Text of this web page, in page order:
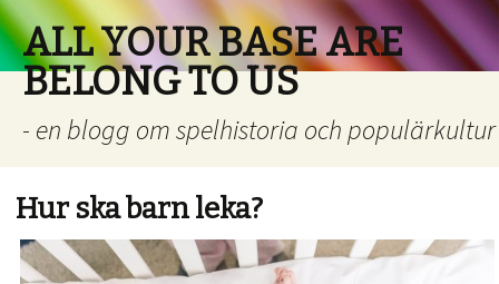
ALL YOUR BASE ARE
BELONG TO US
- en blogg om spelhistoria och populärkultur
Hur ska barn leka?